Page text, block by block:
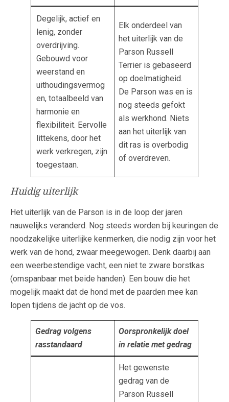
Degelijk, actief en
lenig, zonder
overdrijving.
Gebouwd voor
weerstand en
uithoudingsvermog
en, totaalbeeld van
harmonie en
flexibiliteit. Eervolle
littekens, door het
werk verkregen, zijn
toegestaan.
Elk onderdeel van
het uiterlijk van de
Parson Russell
Terrier is gebaseerd
op doelmatigheid.
De Parson was en is
nog steeds gefokt
als werkhond. Niets
aan het uiterlijk van
dit ras is overbodig
of overdreven.
Huidig uiterlijk
Het uiterlijk van de Parson is in de loop der jaren
nauwelijks veranderd. Nog steeds worden bij keuringen de
noodzakelijke uiterlijke kenmerken, die nodig zijn voor het
werk van de hond, zwaar meegewogen. Denk daarbij aan
een weerbestendige vacht, een niet te zware borstkas
(omspanbaar met beide handen). Een bouw die het
mogelijk maakt dat de hond met de paarden mee kan
lopen tijdens de jacht op de vos.
Gedrag volgens
rasstandaard
Oorspronkelijk doel
in relatie met gedrag
Het gewenste
gedrag van de
Parson Russell